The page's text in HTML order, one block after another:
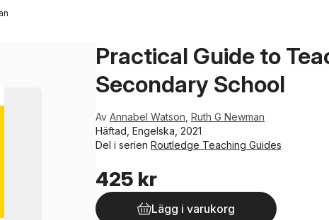
Practical Guide to
Secondary School
Av Annabel Watson Ruth G Newman
Häftad, Engelska, 2021
Del i serien Routledge Teaching Guides
425 kr
Lägg i varukorg